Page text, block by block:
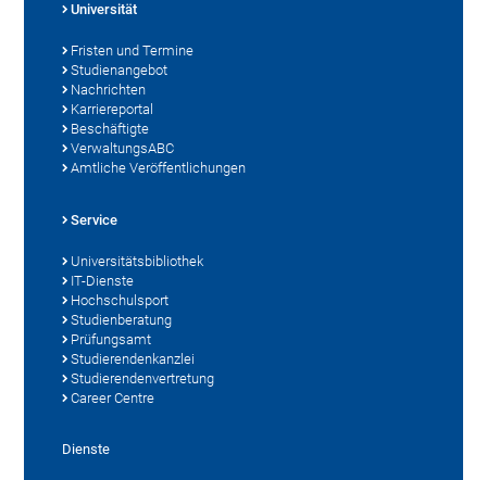
Universität
Fristen und Termine
Studienangebot
Nachrichten
Karriereportal
Beschäftigte
VerwaltungsABC
Amtliche Veröffentlichungen
Service
Universitätsbibliothek
IT-Dienste
Hochschulsport
Studienberatung
Prüfungsamt
Studierendenkanzlei
Studierendenvertretung
Career Centre
Dienste